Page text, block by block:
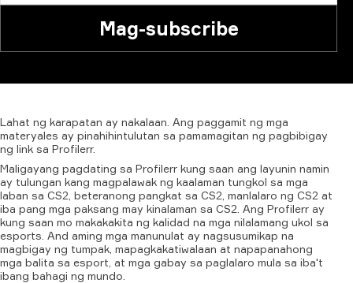
Mag-subscribe
Lahat ng karapatan ay nakalaan. Ang paggamit ng mga
materyales ay pinahihintulutan sa pamamagitan ng pagbibigay
ng link sa Profilerr.
Maligayang pagdating sa Profilerr kung saan ang layunin namin
ay tulungan kang magpalawak ng kaalaman tungkol sa mga
laban sa CS2, beteranong pangkat sa CS2, manlalaro ng CS2 at
iba pang mga paksang may kinalaman sa CS2. Ang Profilerr ay
kung saan mo makakakita ng kalidad na mga nilalamang ukol sa
esports. And aming mga manunulat ay nagsusumikap na
magbigay ng tumpak, mapagkakatiwalaan at napapanahong
mga balita sa esport, at mga gabay sa paglalaro mula sa iba't
ibang bahagi ng mundo.